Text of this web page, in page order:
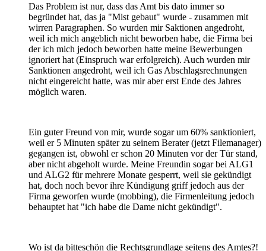
Das Problem ist nur, dass das Amt bis dato immer so
begründet hat, das ja "Mist gebaut" wurde - zusammen mit
wirren Paragraphen. So wurden mir Saktionen angedroht,
weil ich mich angeblich nicht beworben habe, die Firma bei
der ich mich jedoch beworben hatte meine Bewerbungen
ignoriert hat (Einspruch war erfolgreich). Auch wurden mir
Sanktionen angedroht, weil ich Gas Abschlagsrechnungen
nicht eingereicht hatte, was mir aber erst Ende des Jahres
möglich waren.
Ein guter Freund von mir, wurde sogar um 60% sanktioniert,
weil er 5 Minuten später zu seinem Berater (jetzt Filemanager)
gegangen ist, obwohl er schon 20 Minuten vor der Tür stand,
aber nicht abgeholt wurde. Meine Freundin sogar bei ALG1
und ALG2 für mehrere Monate gesperrt, weil sie gekündigt
hat, doch noch bevor ihre Kündigung griff jedoch aus der
Firma geworfen wurde (mobbing), die Firmenleitung jedoch
behauptet hat "ich habe die Dame nicht gekündigt".
Wo ist da bitteschön die Rechtsgrundlage seitens des Amtes?!